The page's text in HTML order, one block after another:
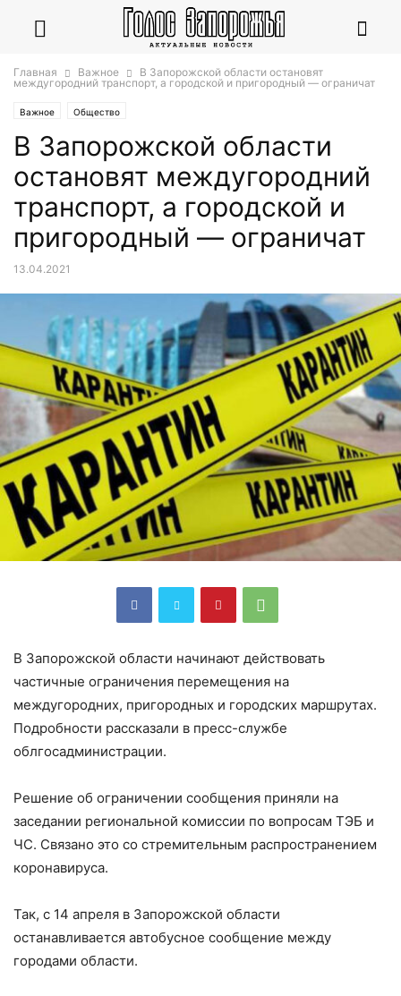
Главная Важное
В Запорожской области остановят
междугородний транспорт, а городской и пригородный — ограничат
Важное Общество
В Запорожской области
остановят междугородний
транспорт, а городской и
пригородный — ограничат
13.04.2021
В Запорожской области начинают действовать
частичные ограничения перемещения на
междугородних, пригородных и городских маршрутах.
Подробности рассказали в пресс-службе
облгосадминистрации.
Решение об ограничении сообщения приняли на
заседании региональной комиссии по вопросам ТЭБ и
ЧС. Связано это со стремительным распространением
коронавируса.
Так, с 14 апреля в Запорожской области
останавливается автобусное сообщение между
городами области.